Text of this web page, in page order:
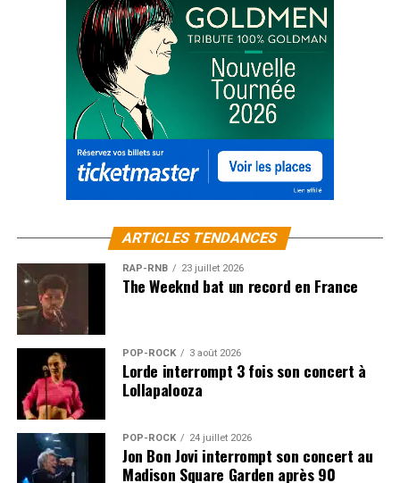
ARTICLES TENDANCES
RAP-RNB 23 juillet 2026
The Weeknd bat un record en France
POP-ROCK 3 août 2026
Lorde interrompt 3 fois son concert à
Lollapalooza
POP-ROCK 24 juillet 2026
Jon Bon Jovi interrompt son concert au
Madison Square Garden après 90